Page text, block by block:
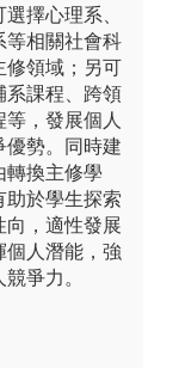
擇心理系、
等相關社會科
修領域；另可
系課程、跨領
等，發展個人
優勢。同時建
轉換主修學
助於學生探索
向，適性發展
個人潛能，強
爭力。